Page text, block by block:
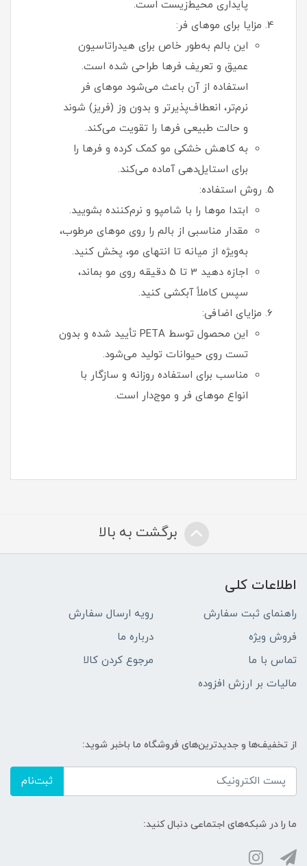
پایداری محیط‌زیست است.
مزایا برای موهای فر:
این بالم به‌طور خاص برای هیدراتاسیون
عمیق و تعریف فرها طراحی شده است.
استفاده از آن باعث می‌شود موهای فر
نرم‌تر، انعطاف‌پذیرتر و بدون وز (فریز) شوند
و حالت طبیعی فرها را تقویت می‌کند.
به کاهش خشکی مو کمک کرده و فرها را
برای استایل‌دهی آماده می‌کند.
روش استفاده:
ابتدا موها را با شامپو و نرم‌کننده بشویید.
مقدار مناسبی از بالم را روی موهای مرطوب،
به‌ویژه از میانه تا انتهای مو، پخش کنید.
اجازه دهید 3 تا 5 دقیقه روی مو بماند،
سپس کاملاً آبکشی کنید.
مزایای اضافی:
این محصول توسط PETA تأیید شده و بدون
تست روی حیوانات تولید می‌شود.
مناسب برای استفاده روزانه و سازگار با
انواع موهای فر و موج‌دار است.
برگشت به بالا
اطلاعات کلی
راهنمای ثبت سفارش
رویه ارسال سفارش
فروش ویژه
درباره ما
تماس با ما
مرجوع کردن کالا
مالیات بر ارزش افزوده
از تخفیف‌ها و جدیدترین‌های فروشگاه ما باخبر شوید:
ثبت‌نام
ما را در شبکه‌های اجتماعی دنبال کنید: